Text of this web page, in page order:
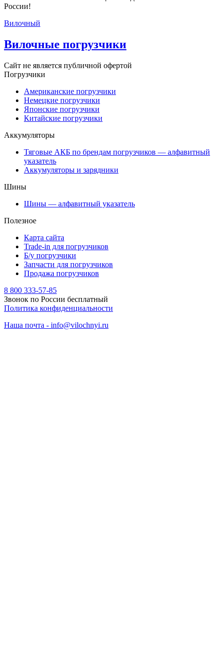
России!
Вилочный
Вилочные погрузчики
Сайт не является публичной офертой
Погрузчики
Американские погрузчики
Немецкие погрузчики
Японские погрузчики
Китайские погрузчики
Аккумуляторы
Тяговые АКБ по брендам погрузчиков — алфавитный
указатель
Аккумуляторы и зарядники
Шины
Шины — алфавитный указатель
Полезное
Карта сайта
Trade-in для погрузчиков
Б/у погрузчики
Запчасти для погрузчиков
Продажа погрузчиков
8 800 333-57-85
Звонок по России бесплатный
Политика конфиденциальности
Наша почта - info@vilochnyi.ru